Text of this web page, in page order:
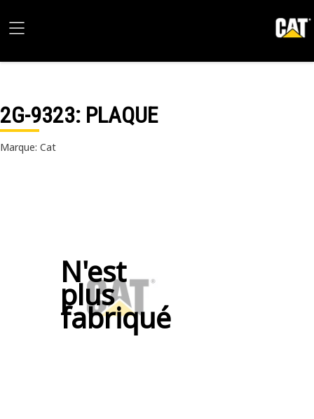
2G-9323: PLAQUE
Marque: Cat
N'est
plus
fabriqué